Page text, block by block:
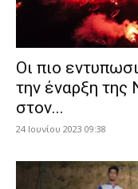
Οι πιο
την έναρξη της
στον...
24 Ιουνίου 2023 09:38